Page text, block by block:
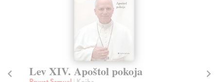
Lev XIV. Apoštol pokoja